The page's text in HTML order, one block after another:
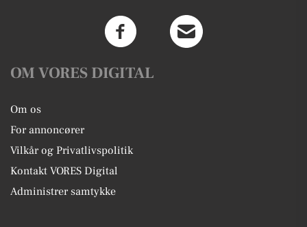
OM VORES DIGITAL
Om os
For annoncører
Vilkår og Privatlivspolitik
Kontakt VORES Digital
Administrer samtykke